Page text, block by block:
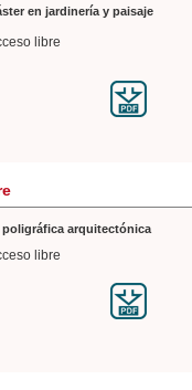
en jardinería y paisaje
libre
poligráfica arquitectónica
libre